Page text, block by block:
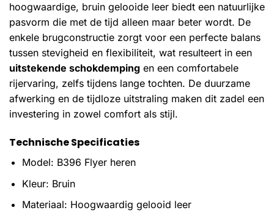
hoogwaardige, bruin gelooide leer biedt een natuurlijke
pasvorm die met de tijd alleen maar beter wordt. De
enkele brugconstructie zorgt voor een perfecte balans
tussen stevigheid en flexibiliteit, wat resulteert in een
uitstekende schokdemping en een comfortabele
rijervaring, zelfs tijdens lange tochten. De duurzame
afwerking en de tijdloze uitstraling maken dit zadel een
investering in zowel comfort als stijl.
Technische Specificaties
Model: B396 Flyer heren
Kleur: Bruin
Materiaal: Hoogwaardig gelooid leer